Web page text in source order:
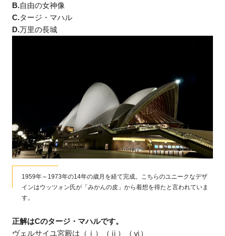
B.自由の女神像
C.タージ・マハル
D.万里の長城
1959年～1973年の14年の歳月を経て完成。こちらのユニークなデザ
インはウッツォン氏が「みかんの皮」から着想を得たと言われていま
す。
正解はCのタージ・マハルです。
ヴェルサイユ宮殿は（ⅰ）（ⅱ）（ⅵ）